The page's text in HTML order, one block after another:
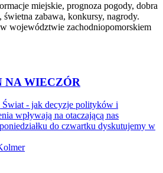
miejskie, prognoza pogody, dobra
zabawa, konkursy, nagrody.
województwie zachodniopomorskiem
NA WIECZÓR
Świat - jak decyzje polityków i
wpływają na otaczającą nas
do czwartku dyskutujemy w